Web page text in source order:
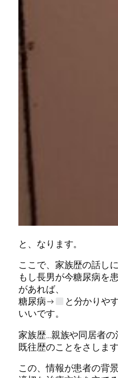
と、なります。
ここで、家族歴の話し
もし長男が今糖尿病を
があれば、
糖尿病→
と分かりや
いいです。
家族歴…親族や同居者の
既往歴のことをさします
この、情報が患者の背景